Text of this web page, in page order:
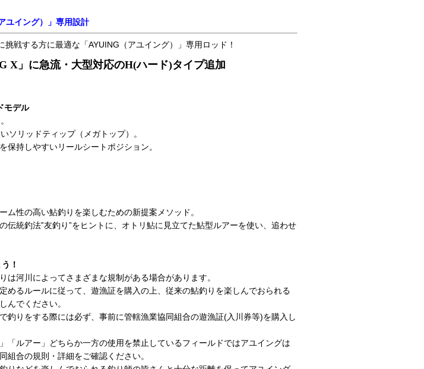
ユイング）」専用設計
戦する方に最適な「AYUING（アユイング）」専用ロッド！
X」に急流・大型対応のH(ハード)タイプ追加
モデル
ソリッドティップ（メガトップ）。
保持しやすいリールシートポジション。
ム性の高い鮎釣りを楽しむための新提案メソッド。
伝統釣法‟友釣り”をヒントに、オトリ鮎に見立てた鮎型ルアーを使い、追わせ
！
は河川によってさまざまな規制がある場合があります。
めるルールに従って、遊漁証を購入の上、従来の鮎釣りを楽しんでおられる
んでください。
釣りをする際には必ず、事前に管轄漁業協同組合の遊漁証(入川券等)を購入し
「ルアー」どちらか一方の使用を禁止しているフィールドではアユイングは
組合の規則・詳細をご確認ください。